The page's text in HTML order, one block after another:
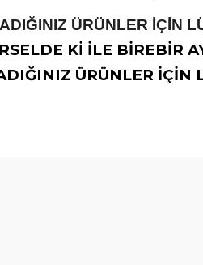
ÜRÜNLER İÇİN
Kİ İLE BİREBİR
ÜRÜNLER İÇİN